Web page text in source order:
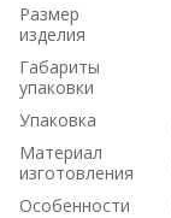
Размер
изделия
Габариты
упаковки
Упаковка
Материал
изготовления
Особенности